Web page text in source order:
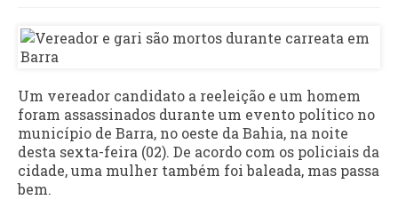
Um vereador candidato a reeleição e um homem
foram assassinados durante um evento político no
município de Barra, no oeste da Bahia, na noite
desta sexta-feira (02). De acordo com os policiais da
cidade, uma mulher também foi baleada, mas passa
bem.